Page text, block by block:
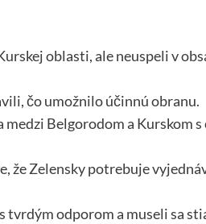
oblasti, ale neuspeli v
čo umožnilo účinnú obranu.
Belgorodom a Kurskom
že Zelensky potrebuje
odporom a museli sa